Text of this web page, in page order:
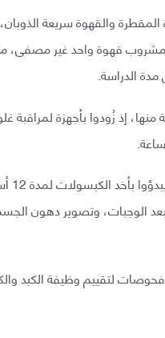
والقهوة سريعة
قهوة واحد غير مصفى،
الدراسة.
إذ زُودوا بأجهزة لمراقبة
خضع
وتصوير دهون الجسم
فحوصات لتقييم وظيفة